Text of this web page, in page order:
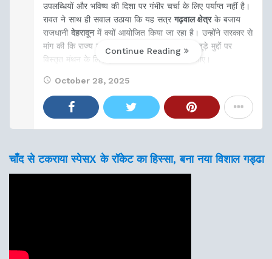
उपलब्धियों और भविष्य की दिशा पर गंभीर चर्चा के लिए पर्याप्त नहीं है।
रावत ने साथ ही सवाल उठाया कि यह सत्रगढ़वाल क्षेत्रके बजाय
राजधानी देहरादूनमें क्यों आयोजित किया जा रहा है। उन्होंने सरकार से
मांग की कि राज्य की विकास यात्रा और जनहित से जुड़े मुद्दों पर
विस्तृत मंथन के लिए इसे और व्यापक स्वरूप दिया जाए।
Continue Reading
October 28, 2025
चाँद से टकराया स्पेसX के रॉकेट का हिस्सा, बना नया विशाल गड्ढा